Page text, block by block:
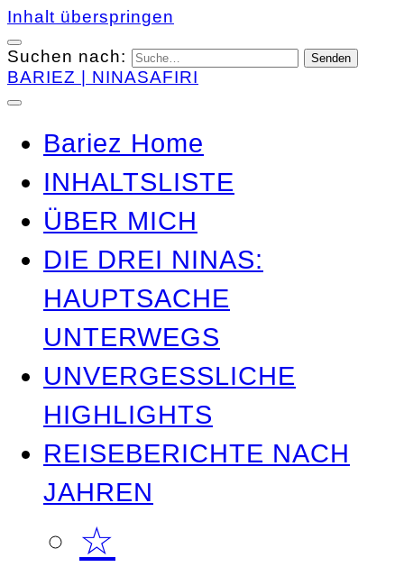
Inhalt überspringen
Suchen nach:
BARIEZ | NINASAFIRI
Bariez Home
INHALTSLISTE
ÜBER MICH
DIE DREI NINAS:
HAUPTSACHE
UNTERWEGS
UNVERGESSLICHE
HIGHLIGHTS
REISEBERICHTE NACH
JAHREN
☆